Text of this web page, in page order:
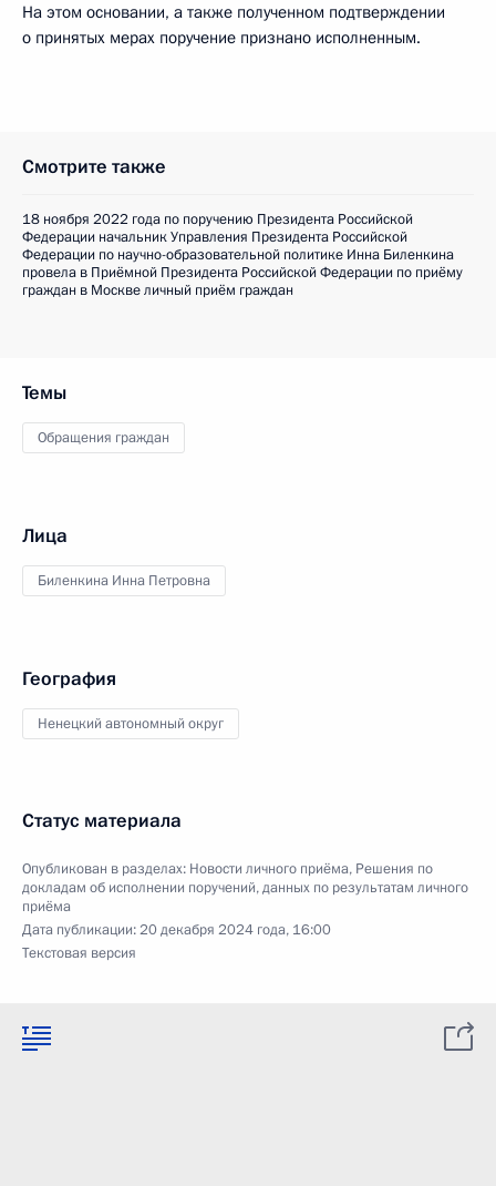
На этом основании, а также полученном подтверждении
о принятых мерах поручение признано исполненным.
Смотрите также
18 ноября 2022 года по поручению Президента Российской
Федерации начальник Управления Президента Российской
Федерации по научно-образовательной политике Инна Биленкина
провела в Приёмной Президента Российской Федерации по приёму
граждан в Москве личный приём граждан
Темы
Обращения граждан
Лица
Биленкина Инна Петровна
География
Ненецкий автономный округ
Статус материала
Опубликован в разделах: Новости личного приёма, Решения по
докладам об исполнении поручений, данных по результатам личного
приёма
Дата публикации:20 декабря 2024 года, 16:00
Текстовая версия